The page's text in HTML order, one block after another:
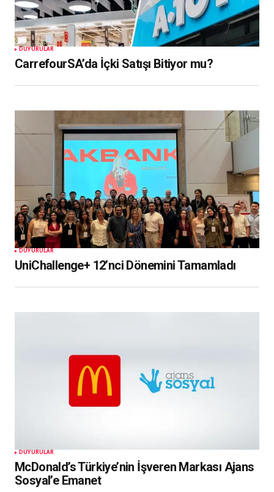
DUYURULAR
CarrefourSA’da İçki Satışı Bitiyor mu?
DUYURULAR
UniChallenge+ 12’nci Dönemini Tamamladı
DUYURULAR
McDonald’s Türkiye’nin İşveren Markası Ajans
Sosyal’e Emanet